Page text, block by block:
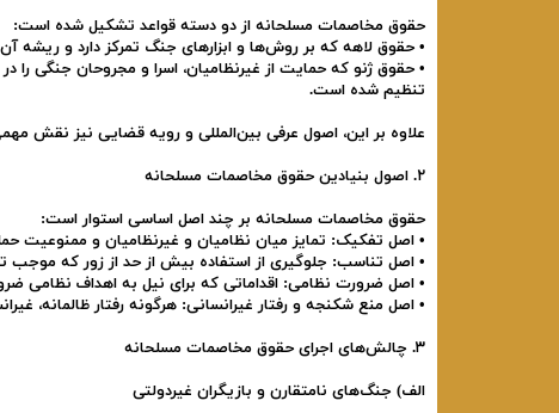
حقوق مخاصمات مسلحانه از دو دسته قواعد تشکیل شده است:
• حقوق لاهه که بر روش‌ها و ابزارهای جنگ تمرکز دارد و ریشه آن به کنوانسیون‌های
تنظیم شده است.
علاوه بر این، اصول عرفی بین‌المللی و رویه قضایی نیز نقش
۲. اصول بنیادین حقوق مخاصمات مسلحانه
حقوق مخاصمات مسلحانه بر چند اصل اساسی استوار است:
• اصل تفکیک: تمایز میان نظامیان و غیرنظامیان و ممنوعیت
• اصل تناسب: جلوگیری از استفاده بیش از حد از زور که
• اصل ضرورت نظامی: اقداماتی که برای نیل به اهداف نظامی
• اصل منع شکنجه و رفتار غیرانسانی: هرگونه رفتار ظالمانه،
۳. چالش‌های اجرای حقوق مخاصمات مسلحانه
الف) جنگ‌های نامتقارن و بازیگران غیردولتی